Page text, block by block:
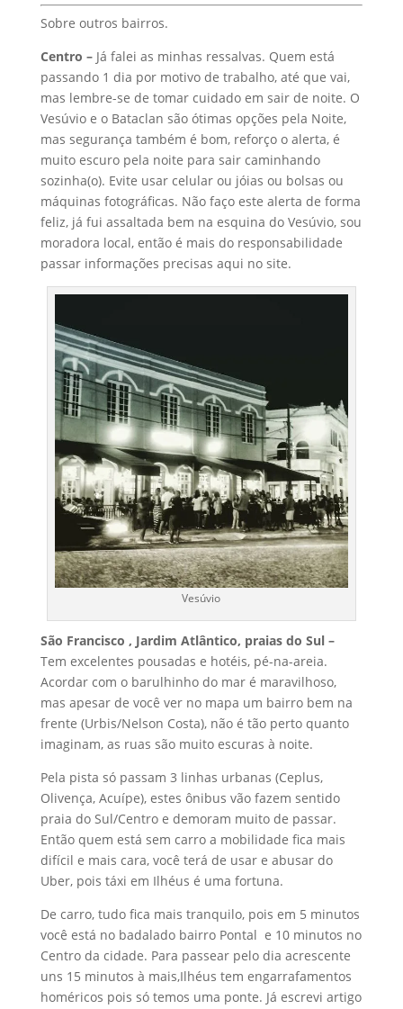
Sobre outros bairros.
Centro –Já falei as minhas ressalvas. Quem está
passando 1 dia por motivo de trabalho, até que vai,
mas lembre-se de tomar cuidado em sair de noite. O
Vesúvio e o Bataclan são ótimas opções pela Noite,
mas segurança também é bom, reforço o alerta, é
muito escuro pela noite para sair caminhando
sozinha(o). Evite usar celular ou jóias ou bolsas ou
máquinas fotográficas. Não faço este alerta de forma
feliz, já fui assaltada bem na esquina do Vesúvio, sou
moradora local, então é mais do responsabilidade
passar informações precisas aqui no site.
Vesúvio
São Francisco , Jardim Atlântico, praias do Sul –
Tem excelentes pousadas e hotéis, pé-na-areia.
Acordar com o barulhinho do mar é maravilhoso,
mas apesar de você ver no mapa um bairro bem na
frente (Urbis/Nelson Costa), não é tão perto quanto
imaginam, as ruas são muito escuras à noite.
Pela pista só passam 3 linhas urbanas (Ceplus,
Olivença, Acuípe), estes ônibus vão fazem sentido
praia do Sul/Centro e demoram muito de passar.
Então quem está sem carro a mobilidade fica mais
difícil e mais cara, você terá de usar e abusar do
Uber, pois táxi em Ilhéus é uma fortuna.
De carro, tudo fica mais tranquilo, pois em 5 minutos
você está no badalado bairro Pontal e 10 minutos no
Centro da cidade. Para passear pelo dia acrescente
uns 15 minutos à mais,Ilhéus tem engarrafamentos
homéricos pois só temos uma ponte. Já escrevi artigo